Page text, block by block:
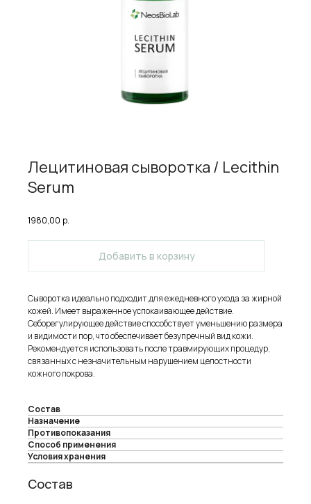
Лецитиновая сыворотка / Lecithin
Serum
1980,00 р.
Добавить в корзину
Сыворотка идеально подходит для ежедневного ухода за жирной
кожей. Имеет выраженное успокаивающее действие.
Себорегулирующее действие способствует уменьшению размера
и видимости пор, что обеспечивает безупречный вид кожи.
Рекомендуется использовать после травмирующих процедур,
связанных с незначительным нарушением целостности
кожного покрова.
Состав
Назначение
Противопоказания
Cпособ применения
Условия хранения
Состав